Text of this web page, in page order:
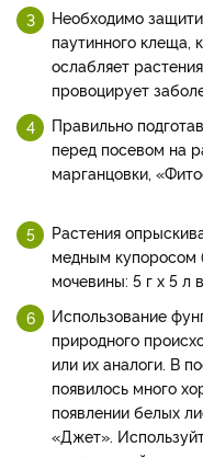
Необходимо
паутинного клеща,
ослабляет
провоцирует
Правильно
перед посевом на
марганцовки,
Растения
медным купоросом
мочевины: 5 г х 5 л
Использование
природного
или их аналоги. В
появилось много
появлении белых
«Джет».